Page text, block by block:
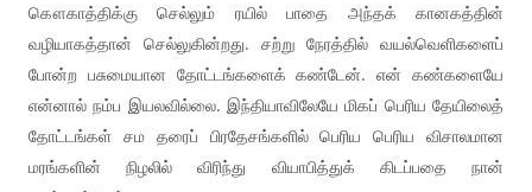
கௌகாத்திக்கு செல்லும் ரயில் பாதை அந்தக் கானகத்தின்
வழியாகத்தான் செல்லுகின்றது. சற்று நேரத்தில் வயல்வெளிகளைப்
போன்ற பசுமையான தோட்டங்களைக் கண்டேன். என் கண்களையே
என்னால் நம்ப இயலவில்லை. இந்தியாவிலேயே மிகப் பெரிய தேயிலைத்
தோட்டங்கள் சம தரைப் பிரதேசங்களில் பெரிய பெரிய விசாலமான
மரங்களின் நிழலில் விரிந்து வியாபித்துக் கிடப்பதை நான்